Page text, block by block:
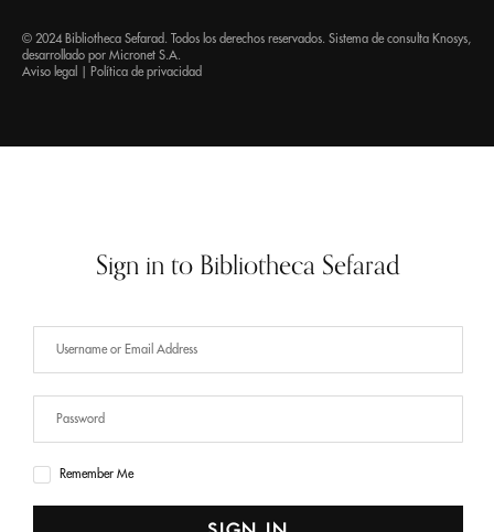
© 2024 Bibliotheca Sefarad. Todos los derechos reservados. Sistema de consulta Knosys
desarrollado por Micronet S.A.
Aviso legal
Política de privacidad
Sign in to Bibliotheca Sefarad
Remember Me